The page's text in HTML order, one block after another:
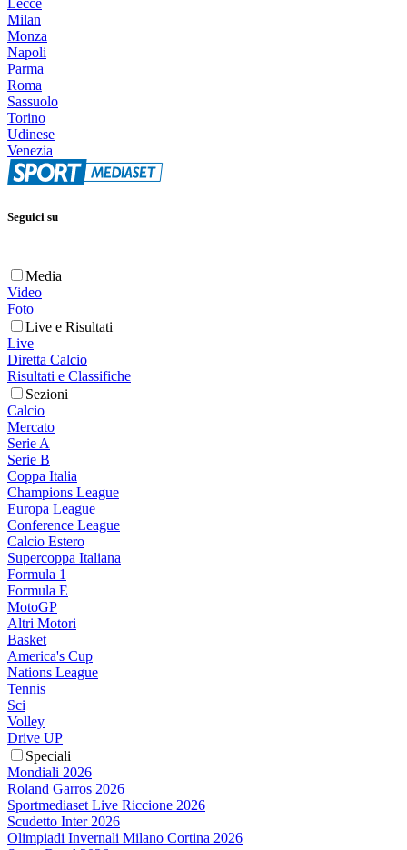
Lecce
Milan
Monza
Napoli
Parma
Roma
Sassuolo
Torino
Udinese
Venezia
Seguici su
Media
Video
Foto
Live e Risultati
Live
Diretta Calcio
Risultati e Classifiche
Sezioni
Calcio
Mercato
Serie A
Serie B
Coppa Italia
Champions League
Europa League
Conference League
Calcio Estero
Supercoppa Italiana
Formula 1
Formula E
MotoGP
Altri Motori
Basket
America's Cup
Nations League
Tennis
Sci
Volley
Drive UP
Speciali
Mondiali 2026
Roland Garros 2026
Sportmediaset Live Riccione 2026
Scudetto Inter 2026
Olimpiadi Invernali Milano Cortina 2026